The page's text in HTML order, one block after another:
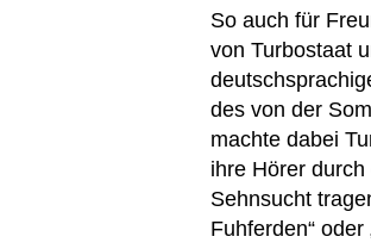
So auch für
von Turbostaat
des von der
machte dabei
ihre Hörer
Sehnsucht
Fuhferden“